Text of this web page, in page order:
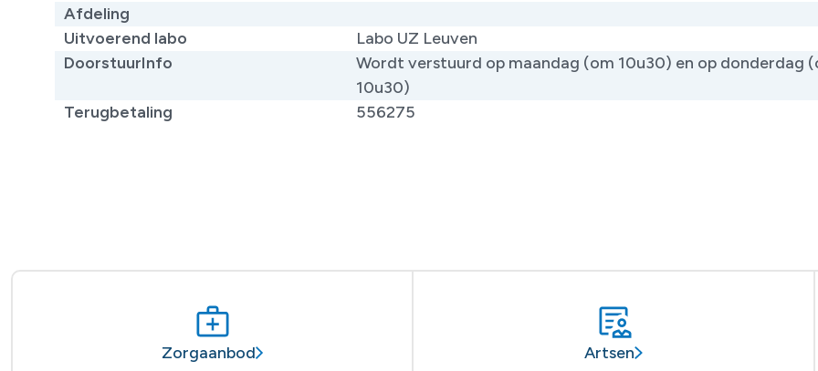
Afdeling
Uitvoerend labo
Labo UZ Leuven
DoorstuurInfo
Wordt verstuurd op maandag (om 10u30) en op donderdag
10u30)
Terugbetaling
556275
Zorgaanbod Artsen